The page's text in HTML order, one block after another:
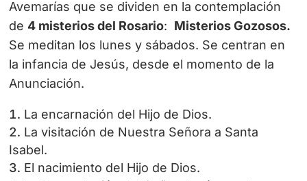
Avemarías que se dividen en la contemplación
de 4 misterios del Rosario: Misterios Gozosos.
Se meditan los lunes y sábados. Se centran en
la infancia de Jesús, desde el momento de la
Anunciación.
La encarnación del Hijo de Dios.
La visitación de Nuestra Señora a Santa
Isabel.
El nacimiento del Hijo de Dios.